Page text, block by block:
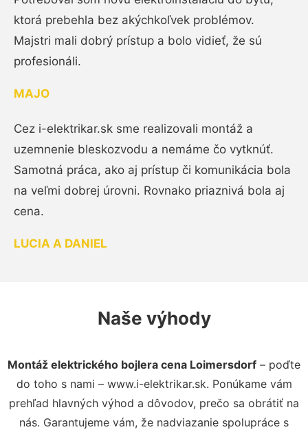
ktorá prebehla bez akýchkoľvek problémov.
Majstri mali dobrý prístup a bolo vidieť, že sú
profesionáli.
MAJO
Cez i-elektrikar.sk sme realizovali montáž a
uzemnenie bleskozvodu a nemáme čo vytknúť.
Samotná práca, ako aj prístup či komunikácia bola
na veľmi dobrej úrovni. Rovnako priaznivá bola aj
cena.
LUCIA A DANIEL
Naše výhody
Montáž elektrického bojlera cena Loimersdorf – poďte
do toho s nami – www.i-elektrikar.sk. Ponúkame vám
prehľad hlavných výhod a dôvodov, prečo sa obrátiť na
nás. Garantujeme vám, že nadviazanie spolupráce s